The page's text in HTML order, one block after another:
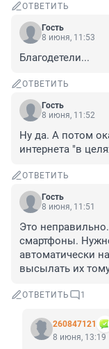
ОТВЕТИТЬ
Гость
8 июня, 11:53
Благодетели...
ОТВЕТИТЬ
Гость
8 июня, 11:52
Ну да. А потом
интернета "в
ОТВЕТИТЬ
Гость
8 июня, 11:51
Это
смартфоны.
автоматически
высылать их
ОТВЕТИТЬ 1
260847121
8 июня, 13:19